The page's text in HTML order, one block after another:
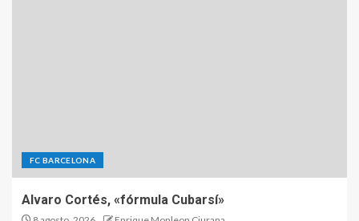
FC BARCELONA
Alvaro Cortés, «fórmula Cubarsí»